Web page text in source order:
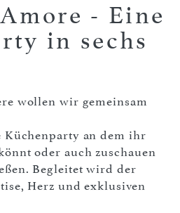
- Eine
in sechs
wollen wir gemeinsam
Küchenparty an dem ihr
oder auch zuschauen
Begleitet wird der
Herz und exklusiven